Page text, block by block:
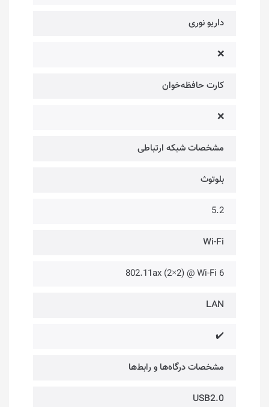
داریو نوری
❌
کارت حافظه‌خوان
❌
مشخصات شبکه ارتباطی
بلوتوث
5.2
Wi-Fi
802.11ax (2×2) @ Wi-Fi 6
LAN
✔️
مشخصات درگاه‌ها و رابط‌ها
USB2.0